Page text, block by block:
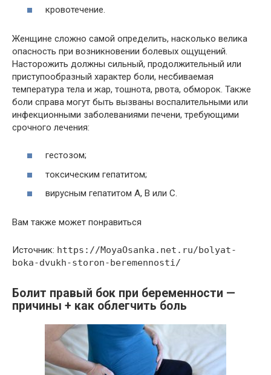
кровотечение.
Женщине сложно самой определить, насколько велика
опасность при возникновении болевых ощущений.
Насторожить должны сильный, продолжительный или
приступообразный характер боли, несбиваемая
температура тела и жар, тошнота, рвота, обморок. Также
боли справа могут быть вызваны воспалительными или
инфекционными заболеваниями печени, требующими
срочного лечения:
гестозом;
токсическим гепатитом;
вирусным гепатитом А, В или С.
Вам также может понравиться
Источник: https://MoyaOsanka.net.ru/bolyat-
boka-dvukh-storon-beremennosti/
Болит правый бок при беременности —
причины + как облегчить боль